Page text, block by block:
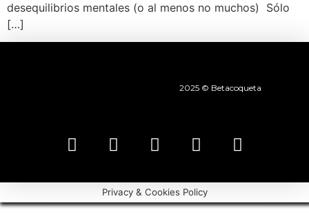
desequilibrios mentales (o al menos no muchos) Sólo
[…]
2025 © Betacoqueta
Privacy & Cookies Policy